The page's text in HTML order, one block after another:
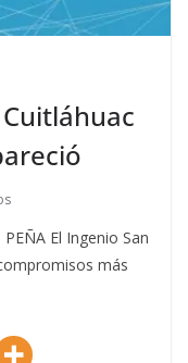
El Ingenio San
más